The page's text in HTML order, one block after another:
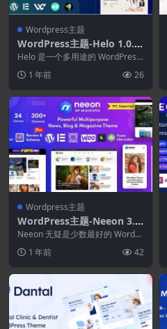
Wordpress主题
WordPress主题-Helo 1.0.0
–多用途Elementor WordPr
ess主题
Helo 是一个多用途的 WordPress
集、简...
1 年前 26
Wordpress主题
WordPress主题-Neeon 3.1.
0–WordPress新闻杂志主题
Neeon 无疑是少数最好的 WordPr
活...1 年前 42